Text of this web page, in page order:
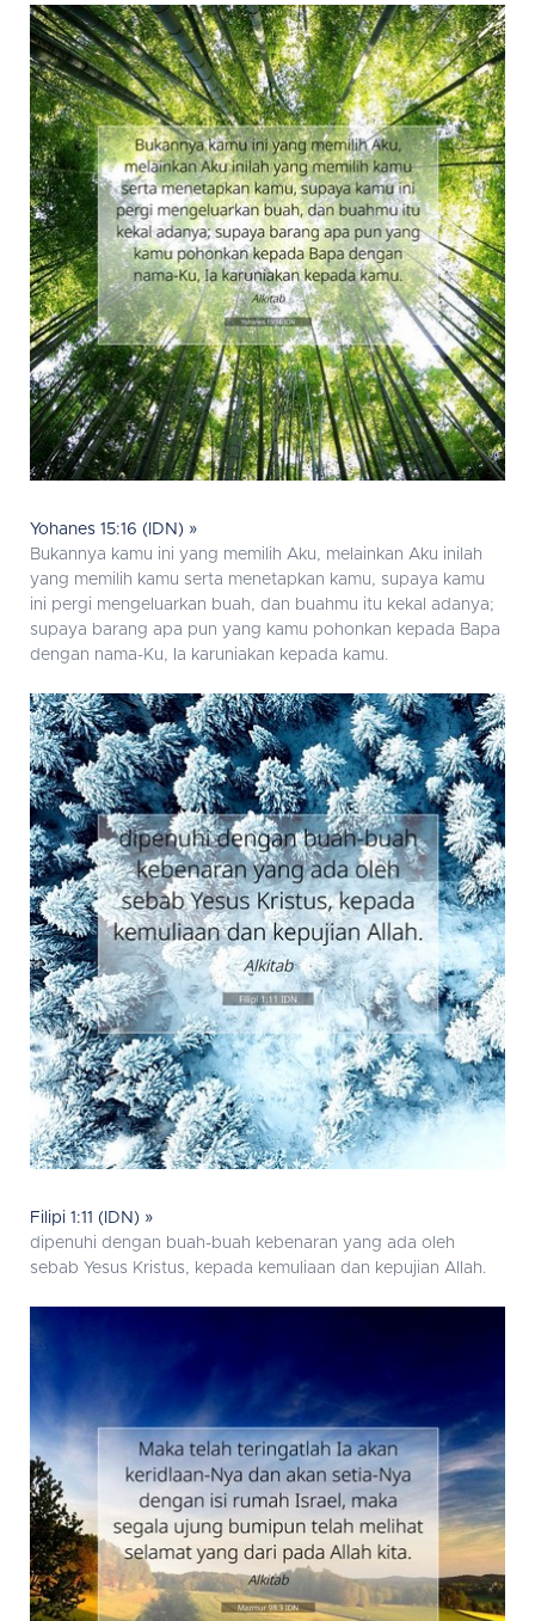
Yohanes 15:16 (IDN) »
Bukannya kamu ini yang memilih Aku, melainkan Aku inilah
yang memilih kamu serta menetapkan kamu, supaya kamu
ini pergi mengeluarkan buah, dan buahmu itu kekal adanya;
supaya barang apa pun yang kamu pohonkan kepada Bapa
dengan nama-Ku, Ia karuniakan kepada kamu.
Filipi 1:11 (IDN) »
dipenuhi dengan buah-buah kebenaran yang ada oleh
sebab Yesus Kristus, kepada kemuliaan dan kepujian Allah.